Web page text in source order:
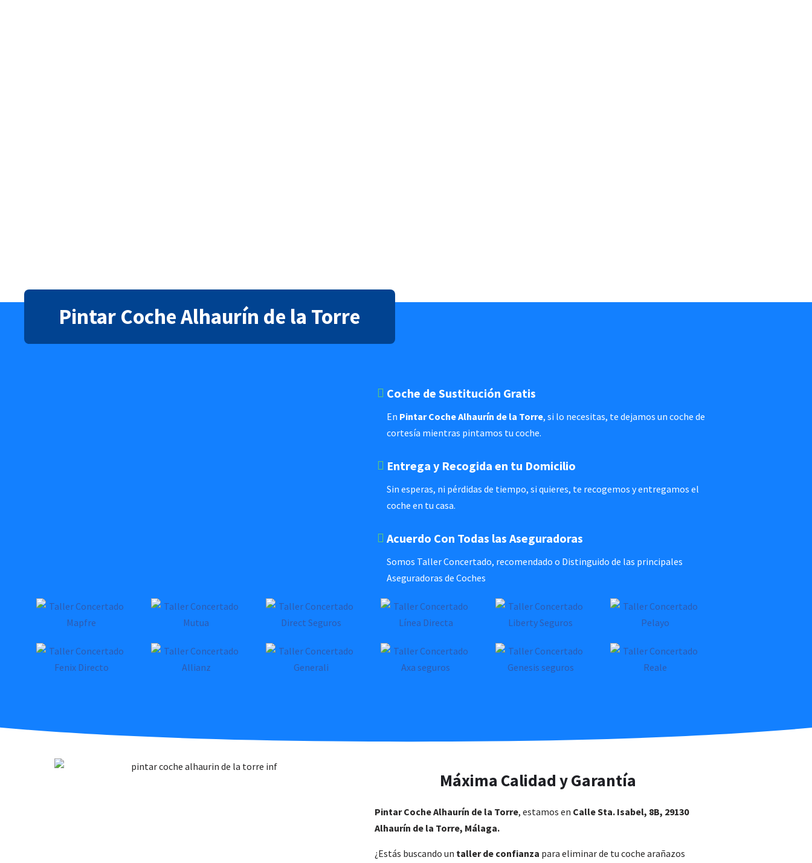
Pintar Coche Alhaurín de la Torre
Coche de Sustitución Gratis
En Pintar Coche Alhaurín de la Torre, si lo necesitas, te dejamos un coche de
cortesía mientras pintamos tu coche.
Entrega y Recogida en tu Domicilio
Sin esperas, ni pérdidas de tiempo, si quieres, te recogemos y entregamos el
coche en tu casa.
Acuerdo Con Todas las Aseguradoras
Somos Taller Concertado, recomendado o Distinguido de las principales
Aseguradoras de Coches
Máxima Calidad y Garantía
Pintar Coche Alhaurín de la Torre, estamos en Calle Sta. Isabel, 8B, 29130
Alhaurín de la Torre, Málaga.
¿Estás buscando un taller de confianza para eliminar de tu coche arañazos